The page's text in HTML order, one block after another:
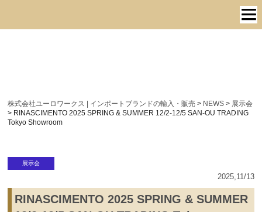
株式会社ユーロワークス | インポートブランドの輸入・販売 > NEWS > 展示会
> RINASCIMENTO 2025 SPRING & SUMMER 12/2-12/5 SAN-OU TRADING
Tokyo Showroom
展示会
2025,11/13
RINASCIMENTO 2025 SPRING & SUMMER